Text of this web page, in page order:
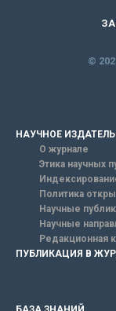
©
НАУЧНОЕ
О журнале
Этика научных
Политика
Научные
Научные
Редакционная
ПУБЛИКАЦИЯ В